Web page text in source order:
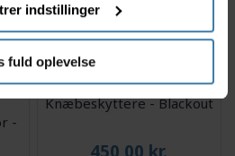
indstillinger
fuld oplevelse
-
Oakley Drop In D30 -
Knæbeskyttere - Blackout
450,00 kr.